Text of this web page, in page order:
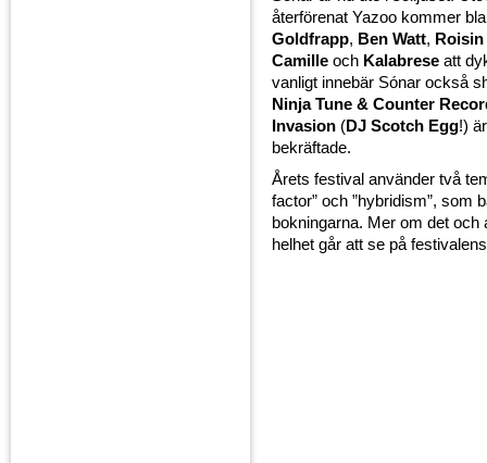
återförenat Yazoo kommer
Goldfrapp, Ben Watt,
Camille och Kalabrese att
vanligt innebär Sónar också
Ninja Tune & Counter
Invasion (DJ Scotch Egg!)
bekräftade.
Årets festival använder två
factor” och ”hybridism”, som
bokningarna. Mer om det och
helhet går att se på